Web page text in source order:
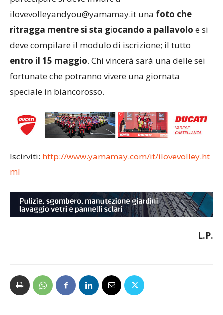
ilovevolleyandyou@yamamay.it una foto che
ritragga mentre si sta giocando a pallavolo e si
deve compilare il modulo di iscrizione; il tutto
entro il 15 maggio. Chi vincerà sarà una delle sei
fortunate che potranno vivere una giornata
speciale in biancorosso.
http://www.yamamay.com/it/ilovevolley.ht